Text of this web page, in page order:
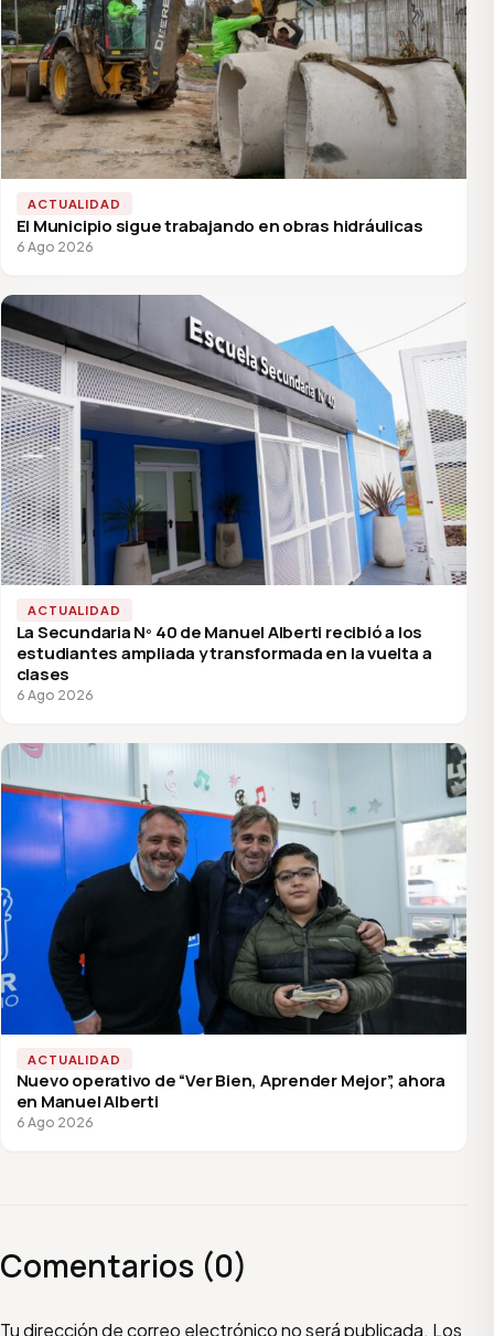
ACTUALIDAD
El Municipio sigue trabajando en obras hidráulicas
6 Ago 2026
ACTUALIDAD
La Secundaria Nº 40 de Manuel Alberti recibió a los
estudiantes ampliada y transformada en la vuelta a
clases
6 Ago 2026
ACTUALIDAD
Nuevo operativo de “Ver Bien, Aprender Mejor”, ahora
en Manuel Alberti
6 Ago 2026
Comentarios (0)
Tu dirección de correo electrónico no será publicada. Los
Escribí tu comentario
Nombre
Email